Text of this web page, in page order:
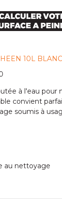
10L BLANC
à l'eau pour
convient
soumis à
au nettoyage